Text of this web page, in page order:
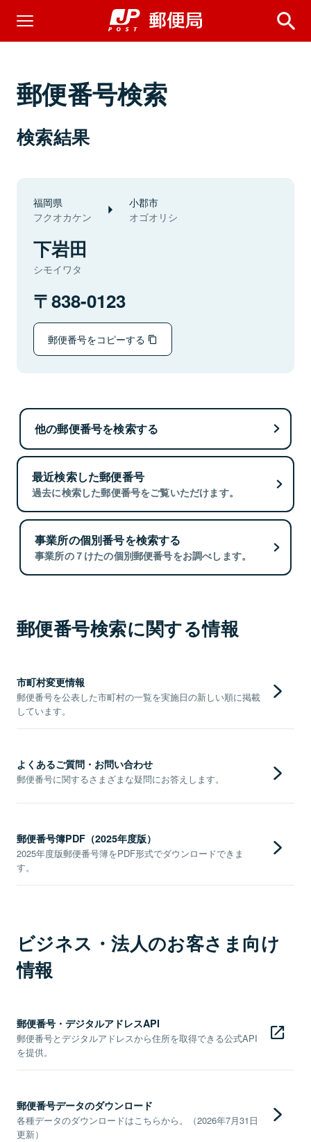
郵便番号検索
検索結果
福岡県
フクオカケン
小郡市
オゴオリシ
下岩田
シモイワタ
838-0123
郵便番号をコピーする
他の郵便番号を検索する
最近検索した郵便番号
過去に検索した郵便番号をご覧いただけます。
事業所の個別番号を検索する
事業所の７けたの個別郵便番号をお調べします。
郵便番号検索に関する情報
市町村変更情報
郵便番号を公表した市町村の一覧を実施日の新しい順に掲載
しています。
よくあるご質問・お問い合わせ
郵便番号に関するさまざまな疑問にお答えします。
郵便番号簿PDF（2025年度版）
2025年度版郵便番号簿をPDF形式でダウンロードできま
す。
ビジネス・法人のお客さま向け
情報
郵便番号・デジタルアドレスAPI
郵便番号とデジタルアドレスから住所を取得できる公式API
を提供。
郵便番号データのダウンロード
各種データのダウンロードはこちらから。（2026年7月31日
更新）